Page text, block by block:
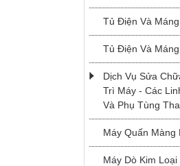
Tủ Điện Và
Tủ Điện Và
Dịch Vụ Sửa
Trì Máy - Các
Và Phụ Tùng
Máy Quấn Màng
Máy Dò Kim Loại